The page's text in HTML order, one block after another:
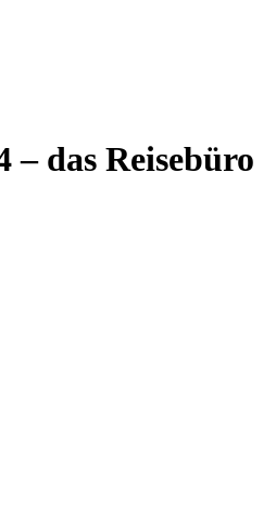
– das Reisebüro